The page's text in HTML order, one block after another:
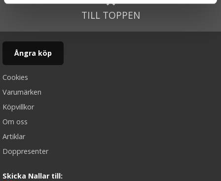
TILL TOPPEN
Ångra köp
Cookies
Varumärken
Köpvillkor
Om oss
Artiklar
Doppresenter
Skicka Nallar till: